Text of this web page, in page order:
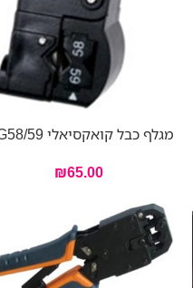
מגלף כבל קואקסיאלי RG58/59
₪65.00